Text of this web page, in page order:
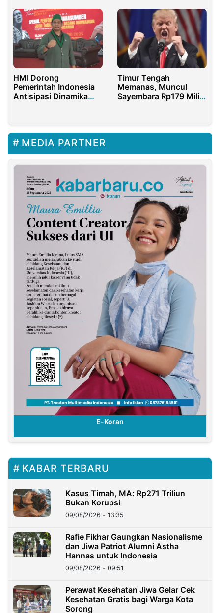
Darussalam
HMI Dorong
Pemerintah Indonesia
Antisipasi Dinamika
Timur Tengah
Memanas, Muncul
Sayembara Rp179 Miliar
MEDIA PARTNER
E-Koran
KABAR TERBARU
Kasus Timah, MA: Rp271 Triliun
Bukan Korupsi
09/08/2026 - 13:35
Rafie Fikhar Gaungkan Nasionalisme
dan Jiwa Patriot Alumni Astha
Hannas untuk Indonesia
09/08/2026 - 09:51
Perawat Kesehatan Jiwa Gelar Cek
Kesehatan Gratis bagi Warga Kota
Sorong